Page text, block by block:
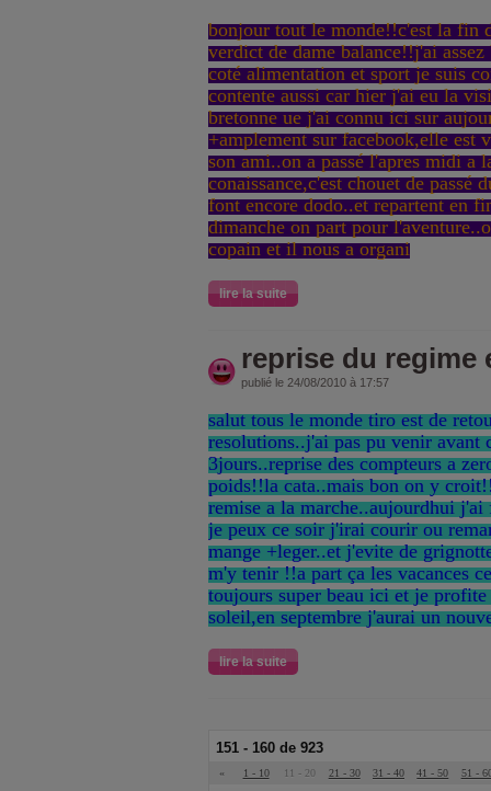
bonjour tout le monde!!c'est la fin
verdict de dame balance!!j'ai
coté alimentation et sport je suis
contente aussi car hier j'ai eu la
bretonne ue j'ai connu ici sur
+amplement sur facebook,elle est
son ami..on a passé l'apres midi a
conaissance,c'est chouet de
font encore dodo..et repartent en
dimanche on part pour
copain et il nous a organi
lire la suite
reprise du regime
publié le 24/08/2010 à 17:57
salut tous le monde tiro est de
resolutions..j'ai pas pu venir avant
3jours..reprise des compteurs a
poids!!la cata..mais bon on y
remise a la marche..aujourdhui
je peux ce soir j'irai courir ou
mange +leger..et j'evite de
m'y tenir !!a part ça les vacances
toujours super beau ici et je
soleil,en septembre j'aurai un
lire la suite
151 - 160 de 923
« 1 - 10 11 - 20 21 - 30 31 - 40 41 - 50 51 -